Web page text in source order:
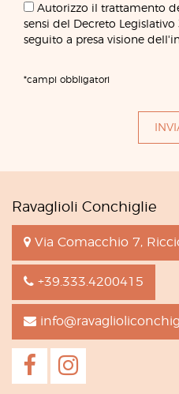
Autorizzo il trattamento
sensi del Decreto
seguito a presa visione
*campi obbligatori
Ravaglioli Conchiglie
Via Comacchio 7,
+39.333.4200415